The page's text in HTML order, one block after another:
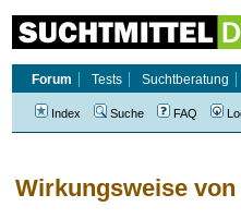
Wirkungsweise von
Forum
Tests Suchtberatung
Index Suche FAQ